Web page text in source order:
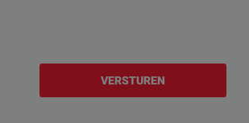
VERSTUREN